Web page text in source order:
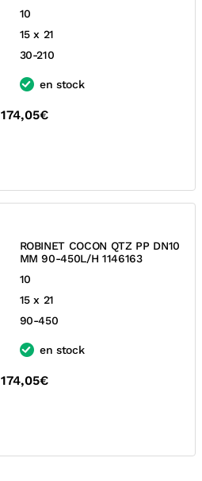
10
15 x 21
30-210
en stock
174,05€
ROBINET COCON QTZ PP DN10
MM 90-450L/H 1146163
10
15 x 21
90-450
en stock
174,05€